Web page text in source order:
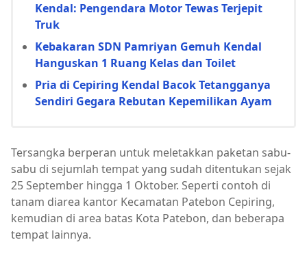
Kendal: Pengendara Motor Tewas Terjepit
Truk
Kebakaran SDN Pamriyan Gemuh Kendal
Hanguskan 1 Ruang Kelas dan Toilet
Pria di Cepiring Kendal Bacok Tetangganya
Sendiri Gegara Rebutan Kepemilikan Ayam
Tersangka berperan untuk meletakkan paketan sabu-
sabu di sejumlah tempat yang sudah ditentukan sejak
25 September hingga 1 Oktober. Seperti contoh di
tanam diarea kantor Kecamatan Patebon Cepiring,
kemudian di area batas Kota Patebon, dan beberapa
tempat lainnya.